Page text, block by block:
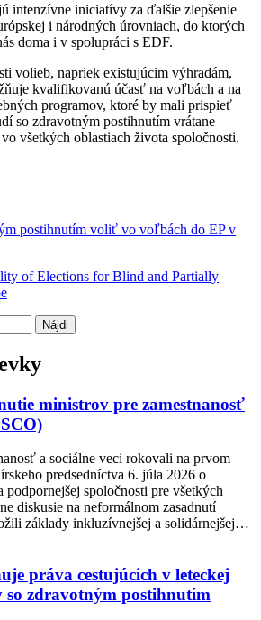
intenzívne iniciatívy za ďalšie zlepšenie
i národných úrovniach, do ktorých
doma i v spolupráci s EDF.
volieb, napriek existujúcim výhradám,
kvalifikovanú účasť na voľbách a na
programov, ktoré by mali prispieť
so zdravotným postihnutím vrátane
všetkých oblastiach života spoločnosti.
postihnutím voliť vo voľbách do EP v
of Elections for Blind and Partially
ministrov pre zamestnanosť
a sociálne veci rokovali na prvom
predsedníctva 6. júla 2026 o
spoločnosti pre všetkých
diskusie na neformálnom zasadnutí
základy inkluzívnejšej a solidárnejšej…
práva cestujúcich v leteckej
so zdravotným postihnutím